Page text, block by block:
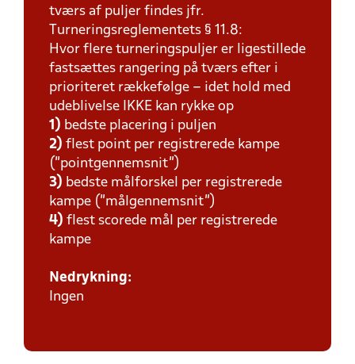
tværs af puljer findes jfr.
Turneringsreglementets § 11.8:
Hvor flere turneringspuljer er ligestillede
fastsættes rangering på tværs efter i
prioriteret rækkefølge – idet hold med
udeblivelse IKKE kan rykke op
1) bedste placering i puljen
2) flest point per registrerede kampe
(”pointgennemsnit”)
3) bedste målforskel per registrerede
kampe (”målgennemsnit”)
4) flest scorede mål per registrerede
kampe
Nedrykning:
Ingen